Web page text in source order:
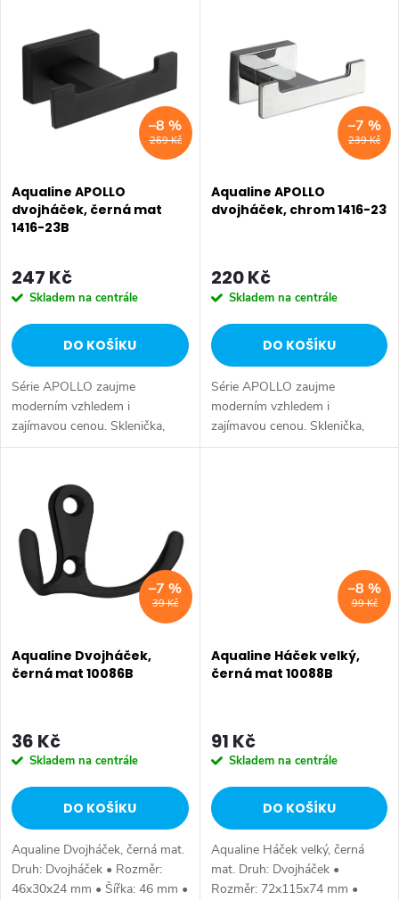
e
n
p
r
d
u
k
t
ů
Nejprodávanější
Abecedně
ý
p
p
r
o
d
u
k
t
269 Kč
–8 %
Aqualine APOLLO
dvojháček, černá mat
1416-23B
247 Kč
Skladem na centrále
DO KOŠÍKU
Série APOLLO zaujme
moderním vzhledem i
zajímavou cenou. Sklenička,
mýdelník, nádobka dávkovače
mléčného skla. Druh: Dvojháček
• Série: APOLLO • Rozměr:...
239 Kč
–7 %
Aqualine APOLLO
dvojháček, chrom 1416-23
220 Kč
Skladem na centrále
DO KOŠÍKU
Série APOLLO zaujme
moderním vzhledem i
zajímavou cenou. Sklenička,
mýdelník, nádobka dávkovače
39 Kč
–7 %
Aqualine Dvojháček,
černá mat 10086B
36 Kč
Skladem na centrále
DO KOŠÍKU
Aqualine Dvojháček, černá mat.
Druh: Dvojháček • Rozměr:
46x30x24 mm • Šířka: 46 mm •
99 Kč
–8 %
Aqualine Háček velký,
černá mat 10088B
91 Kč
Skladem na centrále
DO KOŠÍKU
Aqualine Háček velký, černá
mat. Druh: Dvojháček •
Rozměr: 72x115x74 mm •